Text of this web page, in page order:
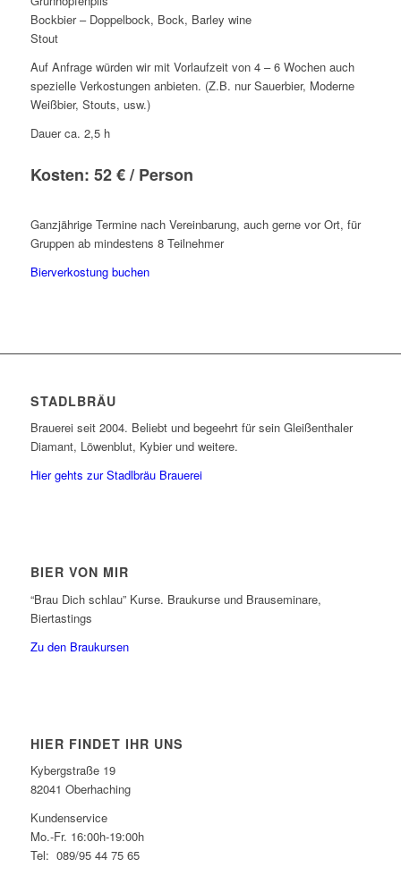
Bockbier – Doppelbock, Bock, Barley wine
Stout
Auf Anfrage würden wir mit Vorlaufzeit von 4 – 6 Wochen auch
spezielle Verkostungen anbieten. (Z.B. nur Sauerbier, Moderne
Weißbier, Stouts, usw.)
Dauer ca. 2,5 h
Kosten: 52 € / Person
Ganzjährige Termine nach Vereinbarung, auch gerne vor Ort, für
Gruppen ab mindestens 8 Teilnehmer
Bierverkostung buchen
STADLBRÄU
Brauerei seit 2004. Beliebt und begeehrt für sein Gleißenthaler
Diamant, Löwenblut, Kybier und weitere.
Hier gehts zur Stadlbräu Brauerei
BIER VON MIR
“Brau Dich schlau” Kurse. Braukurse und Brauseminare,
Biertastings
Zu den Braukursen
HIER FINDET IHR UNS
Kybergstraße 19
82041 Oberhaching
Kundenservice
Mo.-Fr. 16:00h-19:00h
Tel: 089/95 44 75 65